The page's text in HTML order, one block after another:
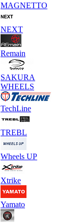
MAGNETTO
NEXT
Remain
SAKURA
WHEELS
TechLine
TREBL
Wheels UP
Xtrike
Yamato